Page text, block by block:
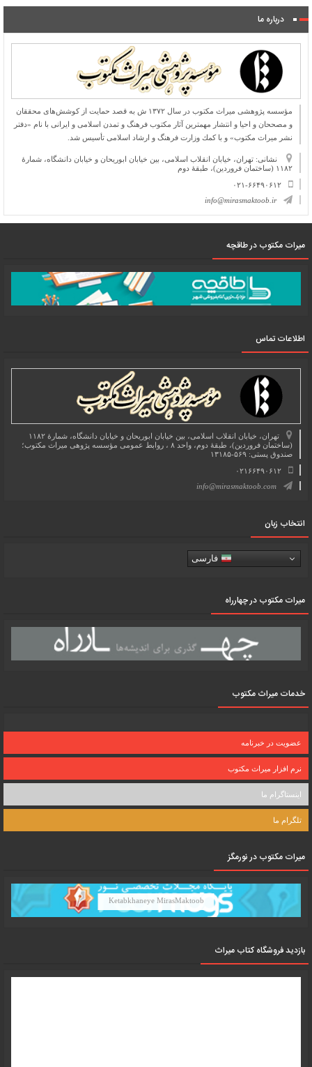
درباره ما
مؤسسه پژوهشی میراث مكتوب در سال ۱۳۷۲ ش به قصد حمایت از كوشش‌های محققان
و مصححان و احیا و انتشار مهمترین آثار مكتوب فرهنگ و تمدن اسلامی و ایرانی با نام «دفتر
نشر میراث مكتوب» و با كمك وزارت فرهنگ و ارشاد اسلامی تأسیس شد.
نشانی: تهران، خیابان انقلاب اسلامی، بین خیابان ابوریحان و خیابان دانشگاه، شمارۀ
۱۱۸۲ (ساختمان فروردین)، طبقۀ دوم
۰۲۱-۶۶۴۹۰۶۱۲
info@mirasmaktoob.ir
میرات مکتوب در طاقچه
اطلاعات تماس
تهران، خیابان انقلاب اسلامی، بین خیابان ابوریحان و خیابان دانشگاه، شمارۀ ۱۱۸۲
(ساختمان فروردین)، طبقۀ دوم، واحد ۸ ، روابط عمومی مؤسسه پژوهی میراث مکتوب؛
صندوق پستی: ۵۶۹-۱۳۱۸۵
۰۲۱۶۶۴۹۰۶۱۲
info@mirasmaktoob.com
انتخاب زبان
فارسی
میرات مکتوب در چهارراه
خدمات میراث مکتوب
عضویت در خبرنامه
نرم افزار میراث مکتوب
اینستاگرام ما
تلگرام ما
میرات مکتوب در نورمگز
Ketabkhaneye MirasMaktoob
بازدید فروشگاه کتاب میراث